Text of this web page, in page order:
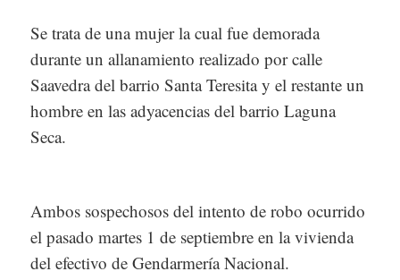
Se trata de una mujer la cual fue demorada
durante un allanamiento realizado por calle
Saavedra del barrio Santa Teresita y el restante un
hombre en las adyacencias del barrio Laguna
Seca.
Ambos sospechosos del intento de robo ocurrido
el pasado martes 1 de septiembre en la vivienda
del efectivo de Gendarmería Nacional.